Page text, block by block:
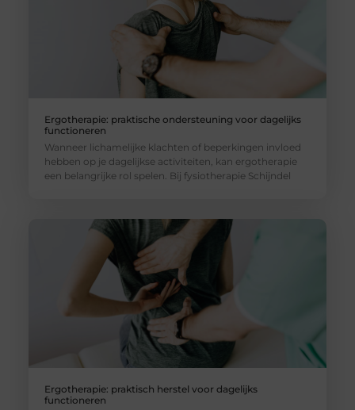
Ergotherapie: praktische ondersteuning voor dagelijks
functioneren
Wanneer lichamelijke klachten of beperkingen invloed
hebben op je dagelijkse activiteiten, kan ergotherapie
een belangrijke rol spelen. Bij fysiotherapie Schijndel
Ergotherapie: praktisch herstel voor dagelijks
functioneren